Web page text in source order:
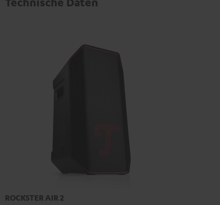
ROCKSTER AIR 2